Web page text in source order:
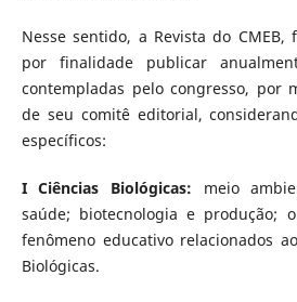
Nesse sentido, a Revista do
por finalidade publicar
contempladas pelo congresso, por
de seu comitê editorial,
específicos:
I Ciências Biológicas: meio
saúde; biotecnologia e produção;
fenômeno educativo relacionados
Biológicas.